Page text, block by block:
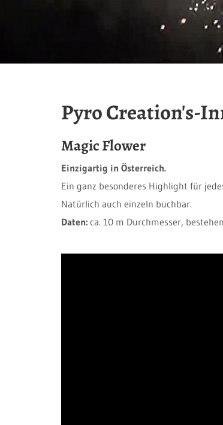
Pyro Creation's-
Magic Flower
Einzigartig in Österreich.
Ein ganz besonderes Highlight für
Natürlich auch einzeln buchbar.
Daten: ca. 10 m Durchmesser,